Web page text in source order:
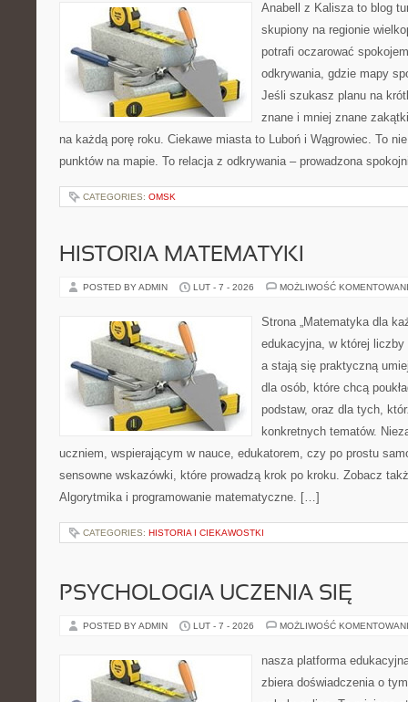
Anabell z Kalisza to blog
skupiony na regionie
potrafi oczarować
odkrywania, gdzie mapy
Jeśli szukasz planu na
znane i mniej znane
na każdą porę roku. Ciekawe miasta to Luboń i Wągrowiec. To
punktów na mapie. To relacja z odkrywania – prowadzona
CATEGORIES: OMSK
HISTORIA MATEMATYKI
POSTED BY ADMIN LUT - 7 - 2026 MOŻLIWOŚĆ
Strona „Matematyka dla
edukacyjna, w której
a stają się praktyczną
dla osób, które chcą
podstaw, oraz dla tych,
konkretnych tematów.
uczniem, wspierającym w nauce, edukatorem, czy po prostu
sensowne wskazówki, które prowadzą krok po kroku. Zobacz
Algorytmika i programowanie matematyczne. […]
CATEGORIES: HISTORIA I CIEKAWOSTKI
PSYCHOLOGIA UCZENIA SIĘ
POSTED BY ADMIN LUT - 7 - 2026 MOŻLIWOŚĆ
nasza platforma
zbiera doświadczenia o